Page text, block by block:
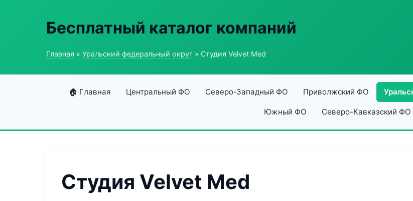
Бесплатный каталог компаний
Главная » Уральский федеральный округ » Студия Velvet Med
🏠 Главная Центральный ФО Северо-Западный ФО Приволжский ФО
Южный ФО Северо-Кавказский ФО
Студия Velvet Med